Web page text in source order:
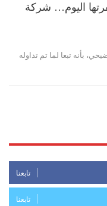
اليوم… شركة
بأنه تبعا لما تم تداوله
تابعنا
تابعنا